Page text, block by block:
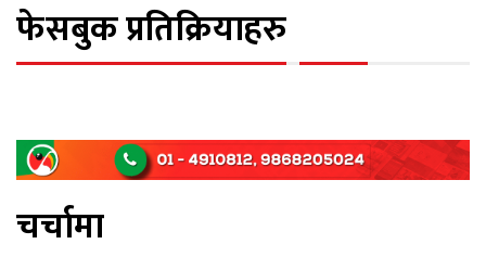
फेसबुक प्रतिक्रियाहरु
चर्चामा